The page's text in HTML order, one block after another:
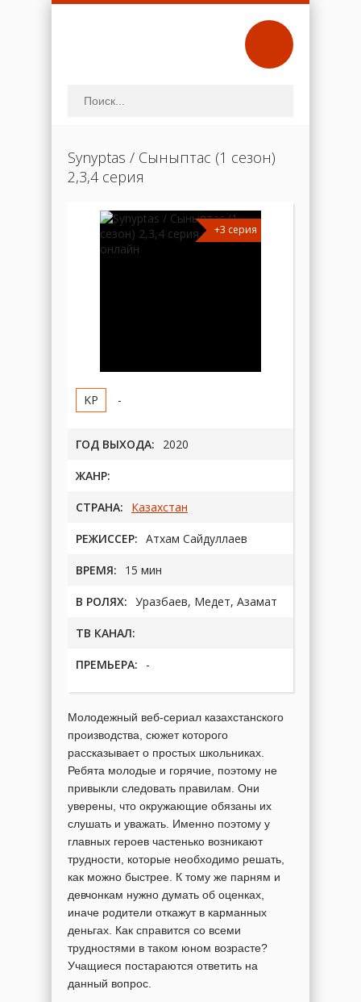
Synyptas / Cыныптас (1 сезон)
2,3,4 серия
+3 серия
-
ГОД ВЫХОДА: 2020
ЖАНР:
СТРАНА: Казахстан
РЕЖИССЕР: Атхам Сайдуллаев
ВРЕМЯ: 15 мин
В РОЛЯХ: Уразбаев, Медет, Азамат
ТВ КАНАЛ:
ПРЕМЬЕРА: -
Молодежный веб-сериал казахстанского
производства, сюжет которого
рассказывает о простых школьниках.
Ребята молодые и горячие, поэтому не
привыкли следовать правилам. Они
уверены, что окружающие обязаны их
слушать и уважать. Именно поэтому у
главных героев частенько возникают
трудности, которые необходимо решать,
как можно быстрее. К тому же парням и
девчонкам нужно думать об оценках,
иначе родители откажут в карманных
деньгах. Как справится со всеми
трудностями в таком юном возрасте?
Учащиеся постараются ответить на
данный вопрос.